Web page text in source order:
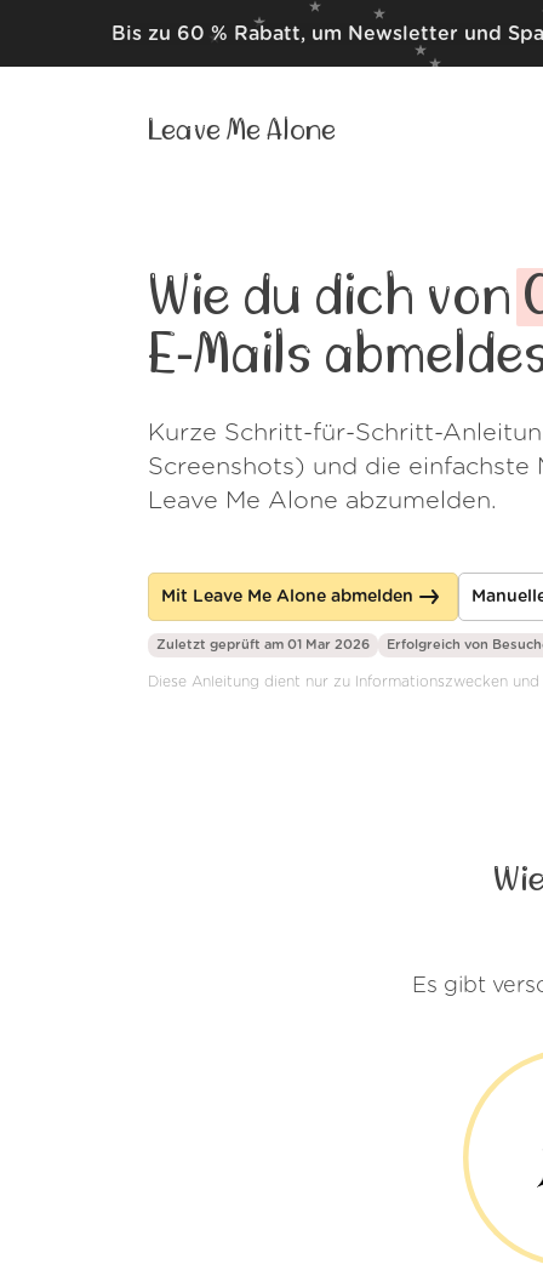
Bis zu 60 % Rabatt, um Newsletter und
Leave Me Alone
Wie du dich von
E‑Mails
Kurze Schritt-für-Schritt-
Screenshots) und die einfachste
Leave Me Alone abzumelden.
Mit Leave Me Alone abmelden
Zuletzt geprüft am 01 Mar 2026 Erfolgreich von
Diese Anleitung dient nur zu Informationszwecken
Es gibt